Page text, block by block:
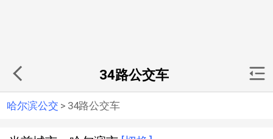
34路公交车
哈尔滨公交 > 34路公交车